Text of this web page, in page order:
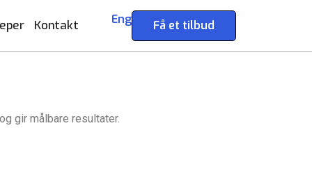
Kontakt Eng Få et tilbud
Ønsker du å bygge din
Start prosjektet ditt med oss
gir målbare resultater.